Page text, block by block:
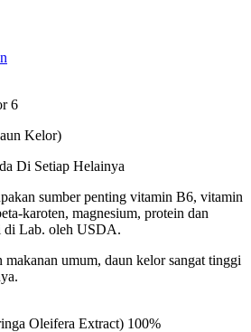
6
Kelor)
Di Setiap Helainya
sumber penting vitamin B6, vitamin
karoten, magnesium, protein dan
di Lab. oleh USDA.
umum, daun kelor sangat tinggi
Oleifera Extract) 100%